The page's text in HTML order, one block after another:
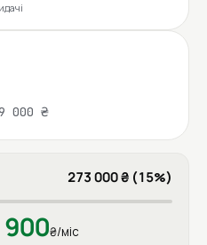
000 ₴
273 000 ₴ (15%)
₴/міс